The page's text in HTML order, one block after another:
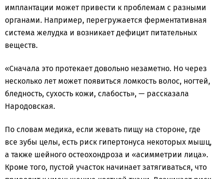
имплантации может привести к проблемам с разными
органами. Например, перегружается ферментативная
система желудка и возникает дефицит питательных
веществ.
«Сначала это протекает довольно незаметно. Но через
несколько лет может появиться ломкость волос, ногтей,
бледность, сухость кожи, слабость», — рассказала
Народовская.
По словам медика, если жевать пищу на стороне, где
все зубы целы, есть риск гипертонуса некоторых мышц,
а также шейного остеохондроза и «асимметрии лица».
Кроме того, пустой участок начинает затягиваться, что